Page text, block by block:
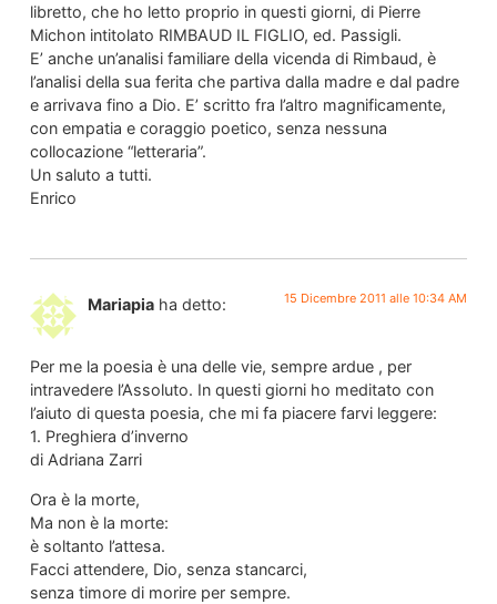
libretto, che ho letto proprio in questi giorni, di Pierre
Michon intitolato RIMBAUD IL FIGLIO, ed. Passigli.
E’ anche un’analisi familiare della vicenda di Rimbaud, è
l’analisi della sua ferita che partiva dalla madre e dal padre
e arrivava fino a Dio. E’ scritto fra l’altro magnificamente,
con empatia e coraggio poetico, senza nessuna
collocazione “letteraria”.
Un saluto a tutti.
Enrico
Mariapia ha detto: 15 Dicembre 2011 alle 10:34 AM
Per me la poesia è una delle vie, sempre ardue , per
intravedere l’Assoluto. In questi giorni ho meditato con
l’aiuto di questa poesia, che mi fa piacere farvi leggere:
1. Preghiera d’inverno
di Adriana Zarri
Ora è la morte,
Ma non è la morte:
è soltanto l’attesa.
Facci attendere, Dio, senza stancarci,
senza timore di morire per sempre.